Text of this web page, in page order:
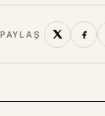
PAYLAŞ